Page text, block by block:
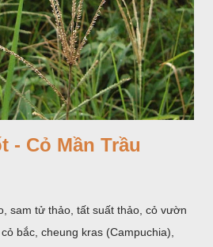
- Cỏ Mần Trầu
sam tử thảo, tất suất thảo, cỏ vườn
bắc, cheung kras (Campuchia),